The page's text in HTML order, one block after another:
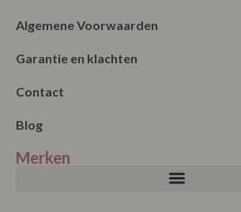
Algemene Voorwaarden
Garantie en klachten
Contact
Blog
Merken